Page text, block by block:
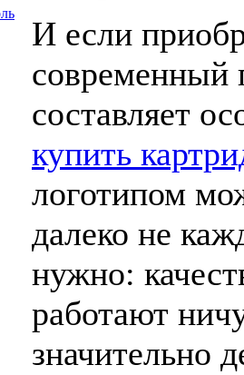
И если
современный
составляет
купить
логотипом
далеко не
нужно:
работают
значительно